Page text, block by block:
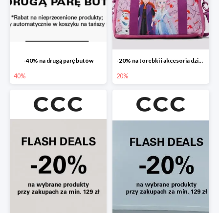
-40% na drugą parę butów
40%
-20% na torebki i akcesoria dziecięce
20%